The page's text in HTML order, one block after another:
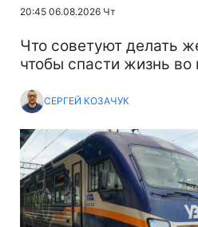
20:45 06.08.2026 Чт
Что советуют делать
чтобы спасти жизнь
СЕРГЕЙ КОЗАЧУК